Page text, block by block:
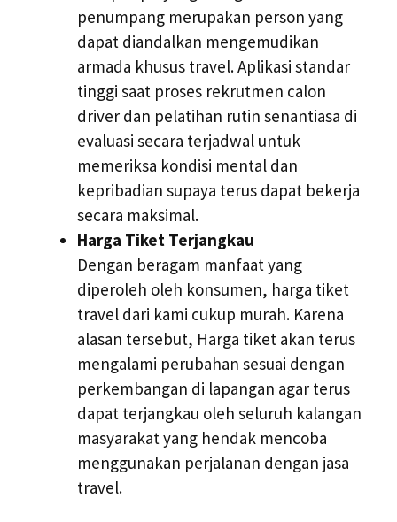
penumpang merupakan person yang
dapat diandalkan mengemudikan
armada khusus travel. Aplikasi standar
tinggi saat proses rekrutmen calon
driver dan pelatihan rutin senantiasa di
evaluasi secara terjadwal untuk
memeriksa kondisi mental dan
kepribadian supaya terus dapat bekerja
secara maksimal.
Harga Tiket Terjangkau
Dengan beragam manfaat yang
diperoleh oleh konsumen, harga tiket
travel dari kami cukup murah. Karena
alasan tersebut, Harga tiket akan terus
mengalami perubahan sesuai dengan
perkembangan di lapangan agar terus
dapat terjangkau oleh seluruh kalangan
masyarakat yang hendak mencoba
menggunakan perjalanan dengan jasa
travel.